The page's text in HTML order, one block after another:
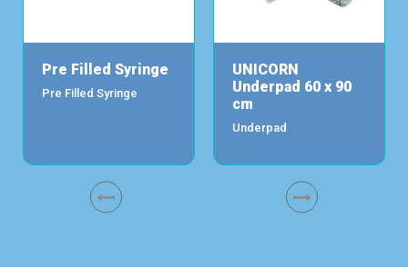
Pre Filled Syringe
Pre Filled Syringe
UNICORN
Underpad 60 x 90
cm
Underpad